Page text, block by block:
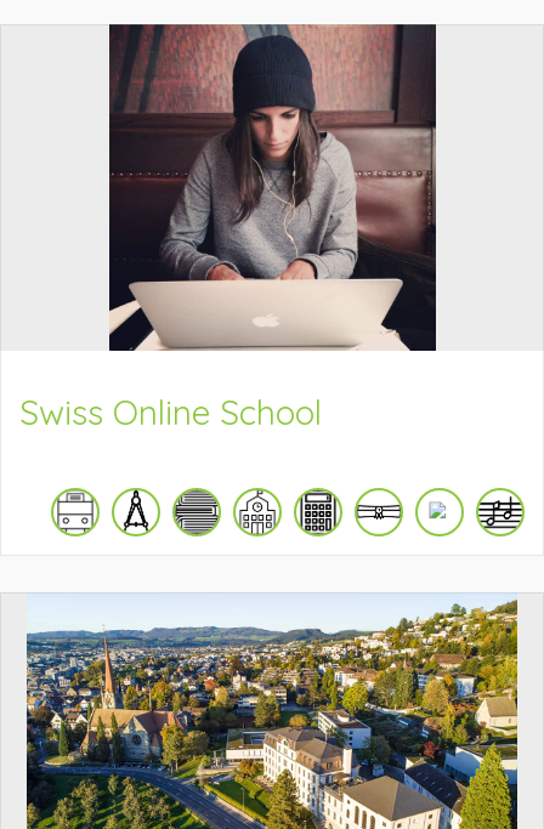
Swiss Online School